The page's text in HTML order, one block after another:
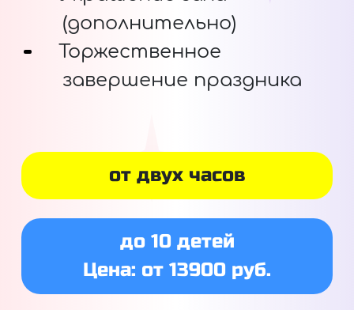
(дополнительно)
Торжественное
завершение праздника
от двух часов
до 10 детей
Цена: от 13900 руб.